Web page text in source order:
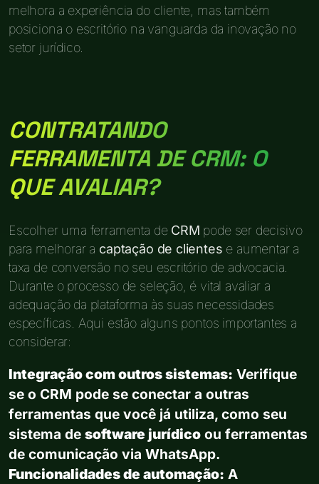
melhora a experiência do cliente, mas também
posiciona o escritório na vanguarda da inovação no
setor jurídico.
CONTRATANDO
FERRAMENTA DE CRM: O
QUE AVALIAR?
Escolher uma ferramenta de CRM pode ser decisivo
para melhorar a captação de clientes e aumentar a
taxa de conversão no seu escritório de advocacia.
Durante o processo de seleção, é vital avaliar a
adequação da plataforma às suas necessidades
específicas. Aqui estão alguns pontos importantes a
considerar:
Integração com outros sistemas: Verifique
se o CRM pode se conectar a outras
ferramentas que você já utiliza, como seu
sistema de software jurídico ou ferramentas
de comunicação via WhatsApp.
Funcionalidades de automação: A